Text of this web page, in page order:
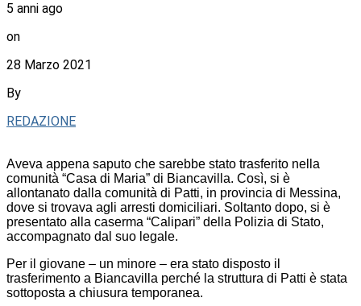
5 anni ago
on
28 Marzo 2021
By
REDAZIONE
Aveva appena saputo che sarebbe stato trasferito nella
comunità “Casa di Maria” di Biancavilla. Così, si è
allontanato dalla comunità di Patti, in provincia di Messina,
dove si trovava agli arresti domiciliari. Soltanto dopo, si è
presentato alla caserma “Calipari” della Polizia di Stato,
accompagnato dal suo legale.
Per il giovane – un minore – era stato disposto il
trasferimento a Biancavilla perché la struttura di Patti è stata
sottoposta a chiusura temporanea.